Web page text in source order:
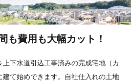
も費用も大幅カット！
下水道引込工事済みの完成宅地（カ
建て始めできます。自社仕入れの土地